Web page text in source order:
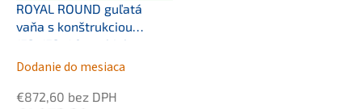
ROYAL ROUND guľatá
vaňa s konštrukciou
172x172x49cm, biela
Dodanie do mesiaca
€872,60 bez DPH